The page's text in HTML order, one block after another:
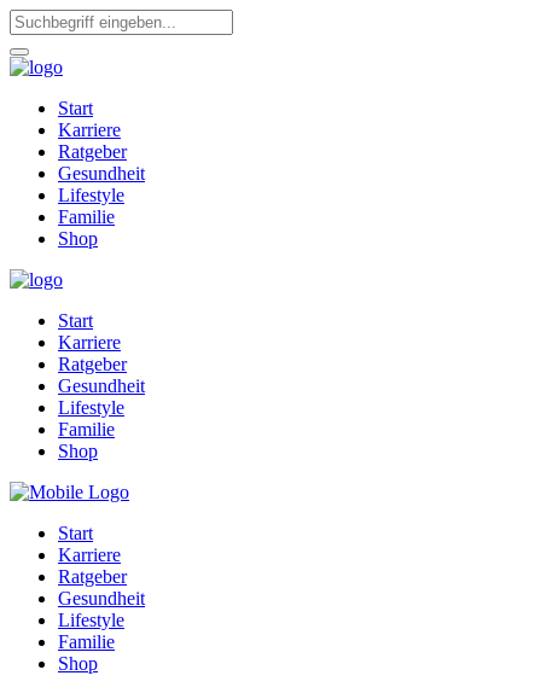
Start
Karriere
Ratgeber
Gesundheit
Lifestyle
Familie
Shop
Start
Karriere
Ratgeber
Gesundheit
Lifestyle
Familie
Shop
Start
Karriere
Ratgeber
Gesundheit
Lifestyle
Familie
Shop